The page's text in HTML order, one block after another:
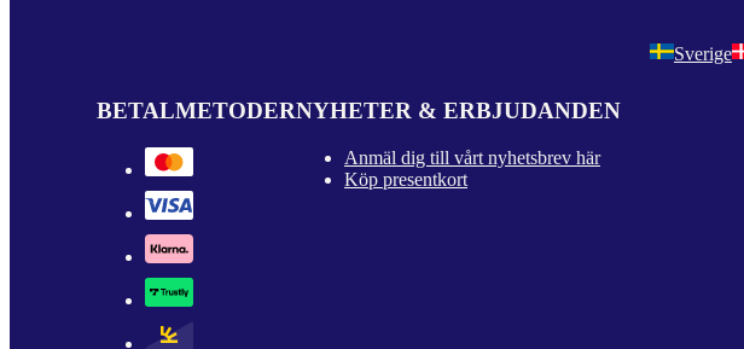
Sverige
BETALMETODERNYHETER & ERBJUDANDEN
Anmäl dig till vårt nyhetsbrev här
Köp presentkort